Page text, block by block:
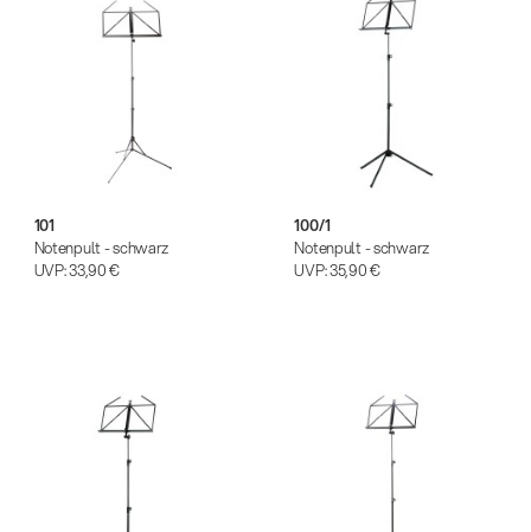
101
Notenpult - schwarz
UVP:33,90 €
100/1
Notenpult - schwarz
UVP:35,90 €